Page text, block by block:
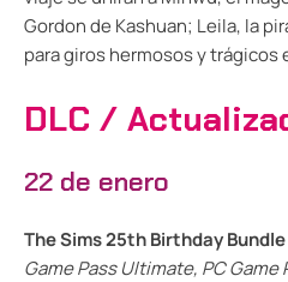
Gordon de Kashuan; Leila, la
para giros hermosos y trágicos
DLC /
22 de enero
The Sims 25th Birthday
Game Pass Ultimate, PC Game